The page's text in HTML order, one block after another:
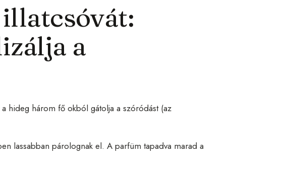
a
hideg három fő okból gátolja a szóródást (az
lassabban párolognak el. A parfüm tapadva marad a